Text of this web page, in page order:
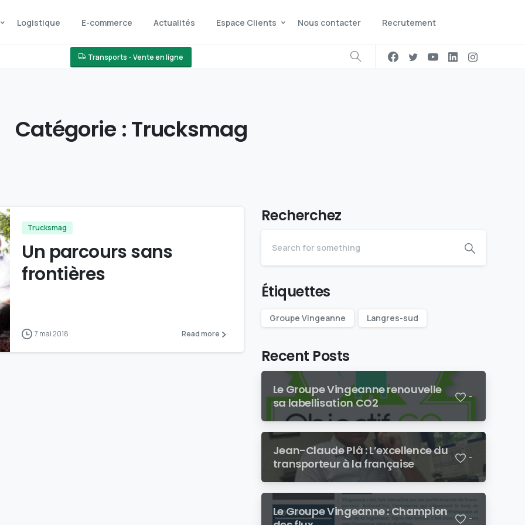
Logistique E-commerce Actualités Espace Clients Nous contacter Recrutement
Transports - Vente en ligne
Catégorie :Trucksmag
Trucksmag
Un parcours sans
frontières
7 mai 2018 Read more
Recherchez
Étiquettes
Groupe Vingeanne Langres-sud
Recent Posts
Le Groupe Vingeanne renouvelle
sa labellisation CO2
-
Jean-Claude Plâ : L’excellence du
transporteur à la française
-
Le Groupe Vingeanne : Champion
-